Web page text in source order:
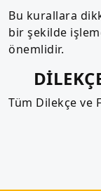
Bu kurallara
bir şekilde
önemlidir.
Tüm Dilekçe ve